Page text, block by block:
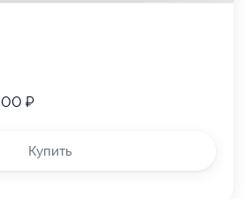
₽
Купить